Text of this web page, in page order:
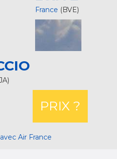
France (BVE)
PRIX ?
Air France